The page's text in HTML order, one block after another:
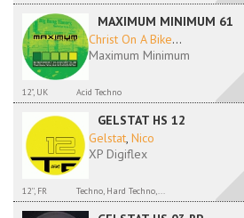
MAXIMUM MINIMUM 61
Christ On A Bike...
Maximum Minimum
12", UK Acid Techno
GELSTAT HS 12
Gelstat, Nico
XP Digiflex
12'', FR Techno, Hard Techno,...